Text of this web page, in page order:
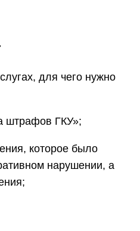
для чего нужно
штрафов ГКУ»;
которое было
нарушении, а